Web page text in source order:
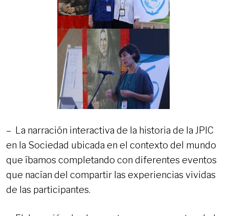
– La narración interactiva de la historia de la JPIC
en la Sociedad ubicada en el contexto del mundo
que íbamos completando con diferentes eventos
que nacían del compartir las experiencias vividas
de las participantes.